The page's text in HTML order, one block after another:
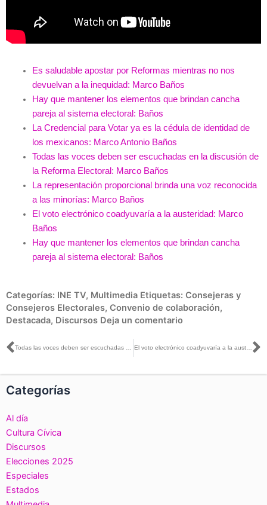
Es saludable apostar por Reformas mientras no nos
devuelvan a la inequidad: Marco Baños
Hay que mantener los elementos que brindan cancha
pareja al sistema electoral: Baños
La Credencial para Votar ya es la cédula de identidad de
los mexicanos: Marco Antonio Baños
Todas las voces deben ser escuchadas en la discusión de
la Reforma Electoral: Marco Baños
La representación proporcional brinda una voz reconocida
a las minorías: Marco Baños
El voto electrónico coadyuvaría a la austeridad: Marco
Baños
Hay que mantener los elementos que brindan cancha
pareja al sistema electoral: Baños
Categorías: INE TV, Multimedia Etiquetas: Consejeras y
Consejeros Electorales, Convenio de colaboración,
Destacada, Discursos Deja un comentario
Ant El voto electrónico coadyuvaría a la austeridad: Marco Baños
Categorías
Al día
Cultura Cívica
Discursos
Elecciones 2025
Especiales
Estados